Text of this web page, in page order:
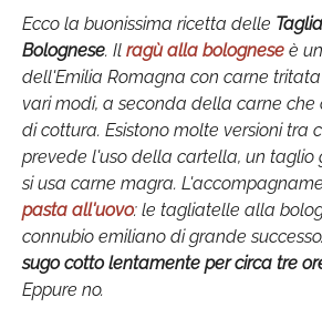
Ecco la buonissima ricetta delle
Bolognese. Il ragù alla bolognese è
dell'Emilia Romagna con carne
vari modi, a seconda della carne che
di cottura. Esistono molte versioni tra
prevede l'uso della cartella, un taglio
si usa carne magra.
pasta all'uovo: le tagliatelle alla
connubio emiliano di grande successo.
sugo cotto lentamente per circa tre
Eppure no.